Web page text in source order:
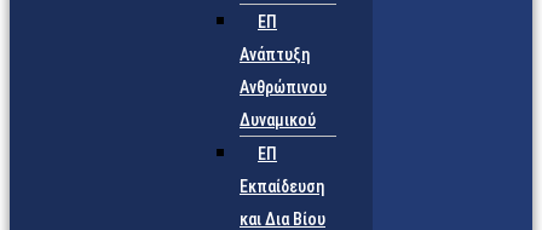
ΕΠ
Ανάπτυξη
Ανθρώπινου
Δυναμικού
ΕΠ
Εκπαίδευση
και Δια Βίου